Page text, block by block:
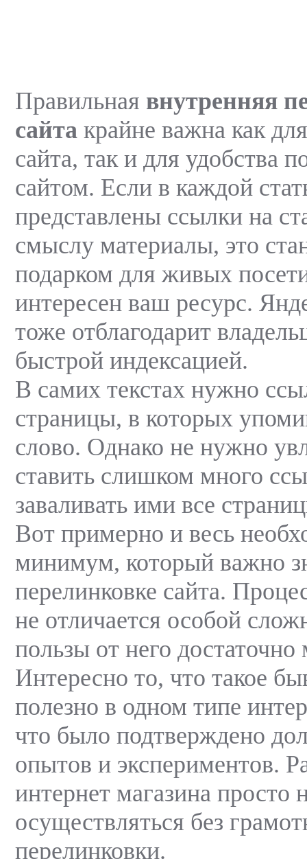
Правильная внутренняя
сайта крайне важна как
сайта, так и для удобства
сайтом. Если в каждой
представлены ссылки на
смыслу материалы, это
подарком для живых
интересен ваш ресурс.
тоже отблагодарит
быстрой индексацией.
В самих текстах нужно
страницы, в которых
слово. Однако не нужно
ставить слишком много
заваливать ими все
Вот примерно и весь
минимум, который важно
перелинковке сайта.
не отличается особой
пользы от него достаточно
Интересно то, что такое
полезно в одном типе
что было подтверждено
опытов и экспериментов.
интернет магазина просто
осуществляться без
перелинковки.